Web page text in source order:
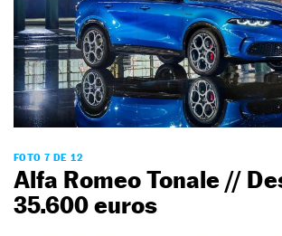
FOTO 7 DE 12
Alfa Romeo Tonale //
35.600 euros